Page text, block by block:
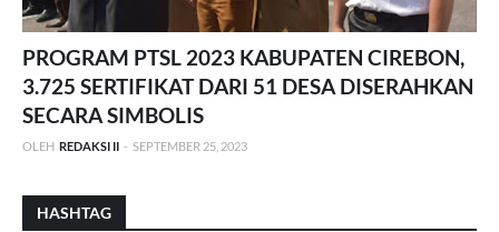
PROGRAM PTSL 2023 KABUPATEN CIREBON,
3.725 SERTIFIKAT DARI 51 DESA DISERAHKAN
SECARA SIMBOLIS
OLEH REDAKSI II - SEPTEMBER 25, 2023
HASHTAG